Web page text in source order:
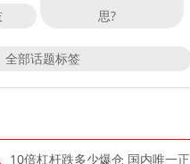
思?
全部话题标签
10倍杠杆跌多少爆仓 国内唯一正